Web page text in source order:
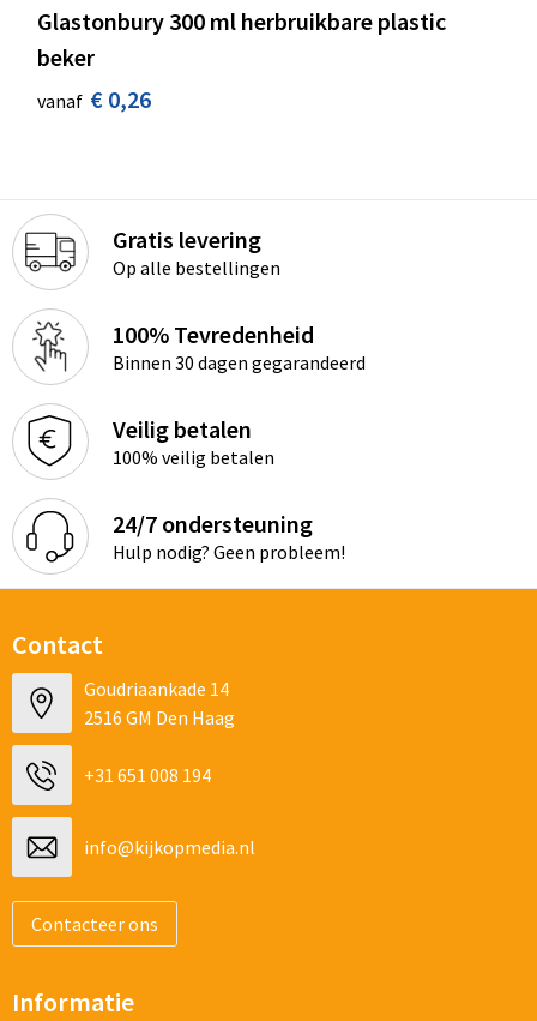
Glastonbury 300 ml herbruikbare plastic
beker
vanaf € 0,26
Gratis levering
Op alle bestellingen
100% Tevredenheid
Binnen 30 dagen gegarandeerd
Veilig betalen
100% veilig betalen
24/7 ondersteuning
Hulp nodig? Geen probleem!
Contact
Goudriaankade 14
2516 GM Den Haag
+31 651 008 194
info@kijkopmedia.nl
Contacteer ons
Informatie